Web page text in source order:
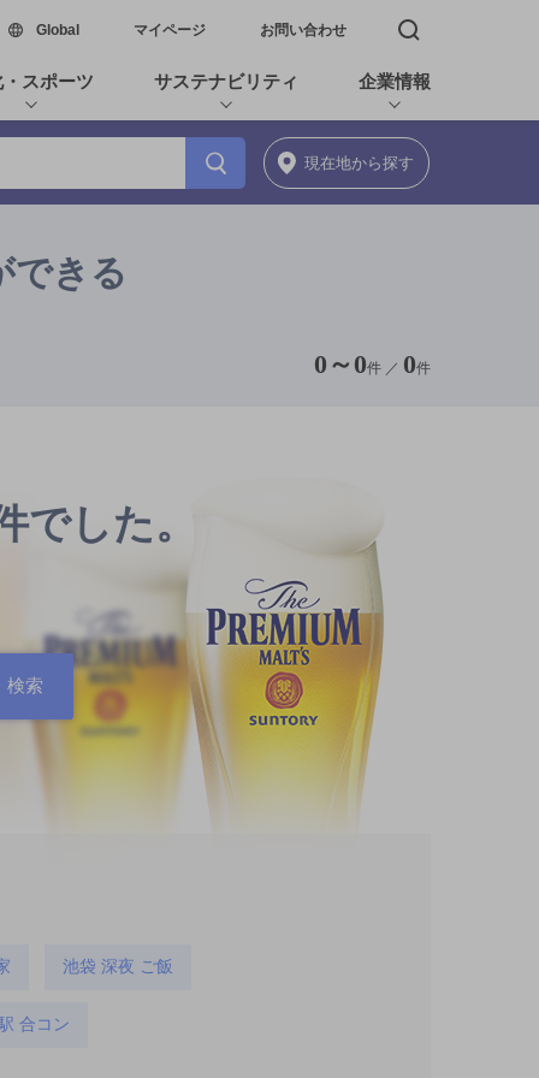
Global新しいウィンドウで開く
マイページ お問い合わせ 検索窓を開く
スポーツ サステナビリティ 企業情報
現在地から探す
できる
0 ～ 0件 ／ 0件
でした。
池袋 深夜 ご飯
合コン